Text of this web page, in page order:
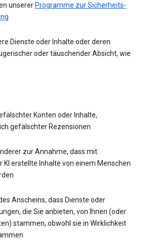
unserer Programme zur Sicherheits-
Dienste oder Inhalte oder deren
oder täuschender Absicht, wie
Konten oder Inhalte,
gefälschter Rezensionen
zur Annahme, dass mit
KI erstellte Inhalte von einem Menschen
Anscheins, dass Dienste oder
die Sie anbieten, von Ihnen (oder
stammen, obwohl sie in Wirklichkeit